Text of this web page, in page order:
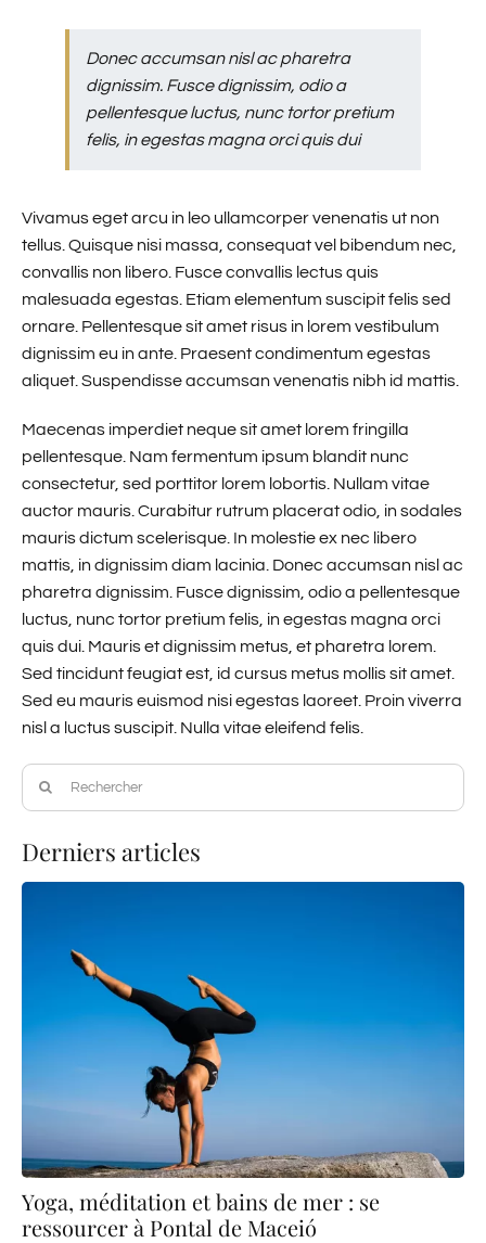
Donec accumsan nisl ac pharetra
dignissim. Fusce dignissim, odio a
pellentesque luctus, nunc tortor pretium
felis, in egestas magna orci quis dui
Vivamus eget arcu in leo ullamcorper venenatis ut non
tellus. Quisque nisi massa, consequat vel bibendum nec,
convallis non libero. Fusce convallis lectus quis
malesuada egestas. Etiam elementum suscipit felis sed
ornare. Pellentesque sit amet risus in lorem vestibulum
dignissim eu in ante. Praesent condimentum egestas
aliquet. Suspendisse accumsan venenatis nibh id mattis.
Maecenas imperdiet neque sit amet lorem fringilla
pellentesque. Nam fermentum ipsum blandit nunc
consectetur, sed porttitor lorem lobortis. Nullam vitae
auctor mauris. Curabitur rutrum placerat odio, in sodales
mauris dictum scelerisque. In molestie ex nec libero
mattis, in dignissim diam lacinia. Donec accumsan nisl ac
pharetra dignissim. Fusce dignissim, odio a pellentesque
luctus, nunc tortor pretium felis, in egestas magna orci
quis dui. Mauris et dignissim metus, et pharetra lorem.
Sed tincidunt feugiat est, id cursus metus mollis sit amet.
Sed eu mauris euismod nisi egestas laoreet. Proin viverra
nisl a luctus suscipit. Nulla vitae eleifend felis.
Rechercher:
Derniers articles
Yoga, méditation et bains de mer : se
ressourcer à Pontal de Maceió